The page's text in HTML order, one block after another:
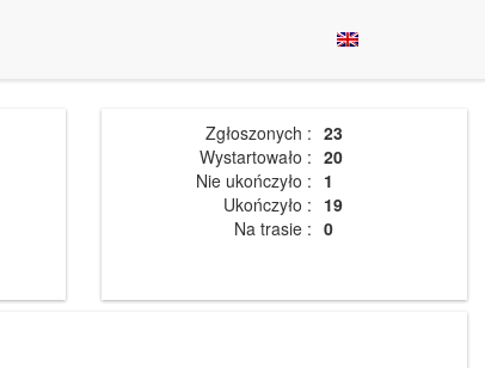
Zgłoszonych : 23
Wystartowało : 20
Nie ukończyło : 1
Ukończyło : 19
Na trasie : 0